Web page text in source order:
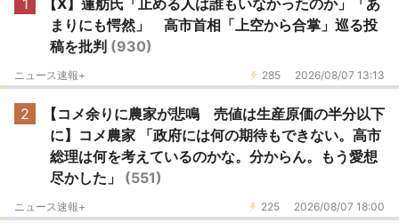
1
【X】蓮舫氏「止める人は誰もいなかったのか」「あ
まりにも愕然」 高市首相「上空から合掌」巡る投
稿を批判 (930)
285 2026/08/07 13:13
ニュース速報+
2
【コメ余りに農家が悲鳴 売値は生産原価の半分以下
に】コメ農家 「政府には何の期待もできない。高市
総理は何を考えているのかな。分からん。もう愛想
尽かした」 (551)
225 2026/08/07 18:00
ニュース速報+